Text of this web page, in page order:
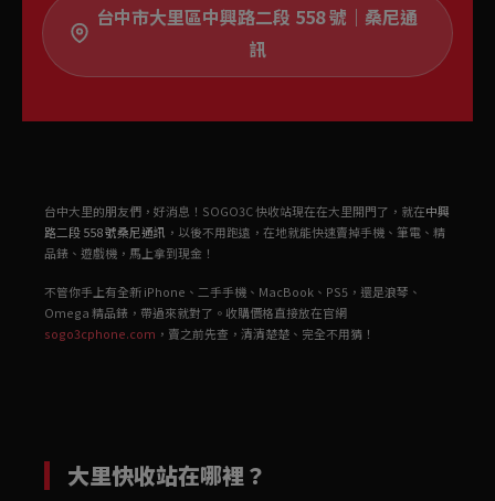
台中市大里區中興路二段 558 號｜桑尼通
訊
台中大里的朋友們，好消息！SOGO3C 快收站現在在大里開門了，就在中興
路二段 558 號桑尼通訊 ，以後不用跑遠，在地就能快速賣掉手機、筆電、精
品錶、遊戲機，馬上拿到現金！
不管你手上有全新 iPhone、二手手機、MacBook、PS5，還是浪琴、
Omega 精品錶，帶過來就對了。收購價格直接放在官網
sogo3cphone.com ，賣之前先查，清清楚楚、完全不用猜！
大里快收站在哪裡？